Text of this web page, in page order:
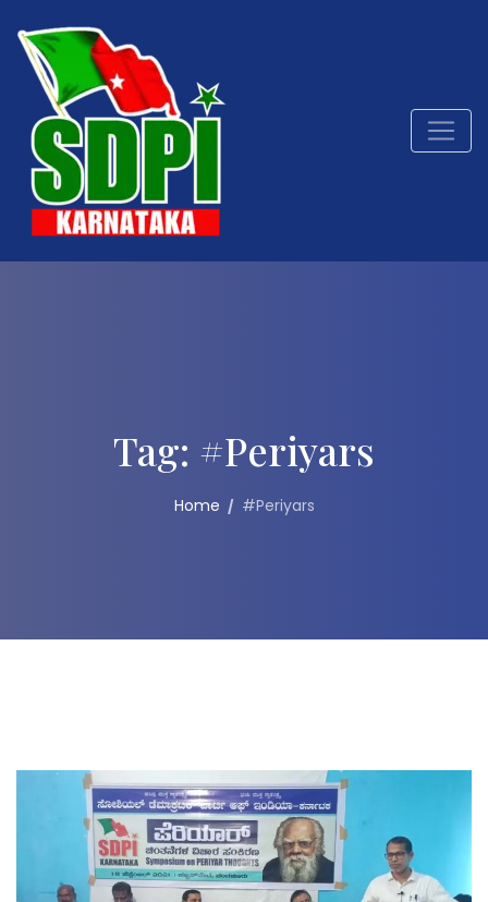
Tag: #Periyars
Home #Periyars